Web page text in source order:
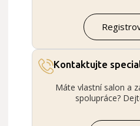
Kontaktujte
Máte vlastní salon a
spolupráce?